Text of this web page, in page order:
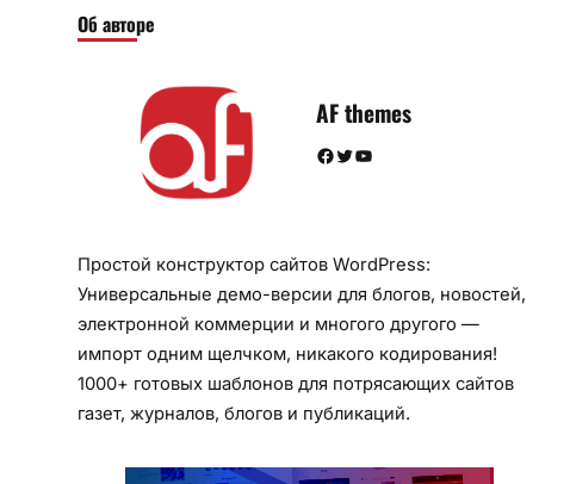
Об авторе
AF themes
Facebook Twitter YouTube
Простой конструктор сайтов WordPress:
Универсальные демо-версии для блогов, новостей,
электронной коммерции и многого другого —
импорт одним щелчком, никакого кодирования!
1000+ готовых шаблонов для потрясающих сайтов
газет, журналов, блогов и публикаций.